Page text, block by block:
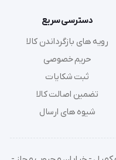
دسترسی سریع
رویه های بازگرداندن کالا
حریم خصوصی
ثبت شکایات
تضمین اصالت کالا
شیوه های ارسال